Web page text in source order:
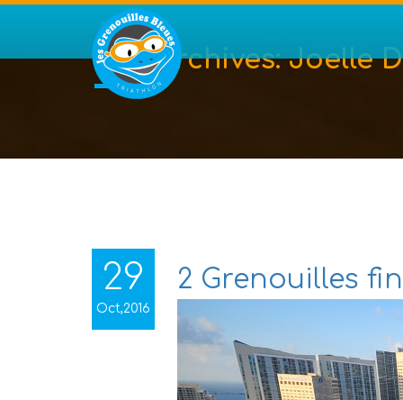
Tag Archives:Joelle
29
Oct,2016
2 Grenouilles